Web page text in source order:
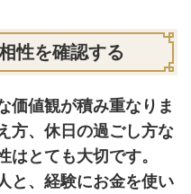
性を確認する
価値観が積み重なりま
方、休日の過ごし方な
はとても大切です。
と、経験にお金を使い